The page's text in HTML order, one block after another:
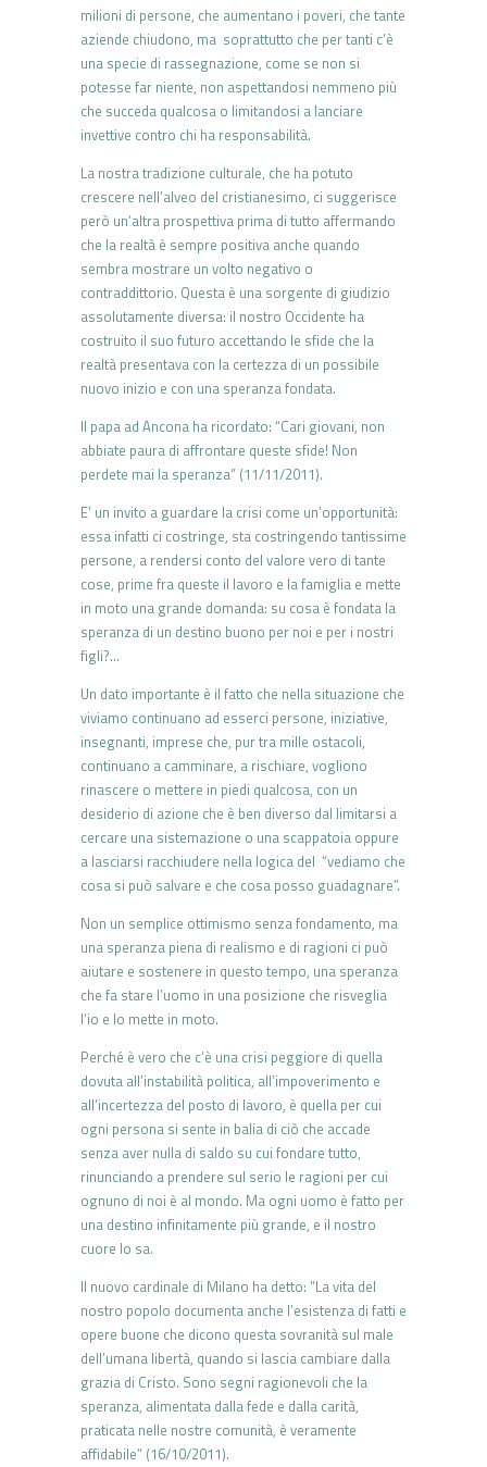
milioni di persone, che aumentano i poveri, che tante
aziende chiudono, ma soprattutto che per tanti c’è
una specie di rassegnazione, come se non si
potesse far niente, non aspettandosi nemmeno più
che succeda qualcosa o limitandosi a lanciare
invettive contro chi ha responsabilità.
La nostra tradizione culturale, che ha potuto
crescere nell’alveo del cristianesimo, ci suggerisce
però un’altra prospettiva prima di tutto affermando
che la realtà è sempre positiva anche quando
sembra mostrare un volto negativo o
contraddittorio. Questa è una sorgente di giudizio
assolutamente diversa: il nostro Occidente ha
costruito il suo futuro accettando le sfide che la
realtà presentava con la certezza di un possibile
nuovo inizio e con una speranza fondata.
Il papa ad Ancona ha ricordato: “Cari giovani, non
abbiate paura di affrontare queste sfide! Non
perdete mai la speranza” (11/11/2011).
E’ un invito a guardare la crisi come un’opportunità:
essa infatti ci costringe, sta costringendo tantissime
persone, a rendersi conto del valore vero di tante
cose, prime fra queste il lavoro e la famiglia e mette
in moto una grande domanda: su cosa è fondata la
speranza di un destino buono per noi e per i nostri
figli?…
Un dato importante è il fatto che nella situazione che
viviamo continuano ad esserci persone, iniziative,
insegnanti, imprese che, pur tra mille ostacoli,
continuano a camminare, a rischiare, vogliono
rinascere o mettere in piedi qualcosa, con un
desiderio di azione che è ben diverso dal limitarsi a
cercare una sistemazione o una scappatoia oppure
a lasciarsi racchiudere nella logica del “vediamo che
cosa si può salvare e che cosa posso guadagnare”.
Non un semplice ottimismo senza fondamento, ma
una speranza piena di realismo e di ragioni ci può
aiutare e sostenere in questo tempo, una speranza
che fa stare l’uomo in una posizione che risveglia
l’io e lo mette in moto.
Perché è vero che c’è una crisi peggiore di quella
dovuta all’instabilità politica, all’impoverimento e
all’incertezza del posto di lavoro, è quella per cui
ogni persona si sente in balia di ciò che accade
senza aver nulla di saldo su cui fondare tutto,
rinunciando a prendere sul serio le ragioni per cui
ognuno di noi è al mondo. Ma ogni uomo è fatto per
una destino infinitamente più grande, e il nostro
cuore lo sa.
Il nuovo cardinale di Milano ha detto: ”La vita del
nostro popolo documenta anche l’esistenza di fatti e
opere buone che dicono questa sovranità sul male
dell’umana libertà, quando si lascia cambiare dalla
grazia di Cristo. Sono segni ragionevoli che la
speranza, alimentata dalla fede e dalla carità,
praticata nelle nostre comunità, è veramente
affidabile” (16/10/2011).